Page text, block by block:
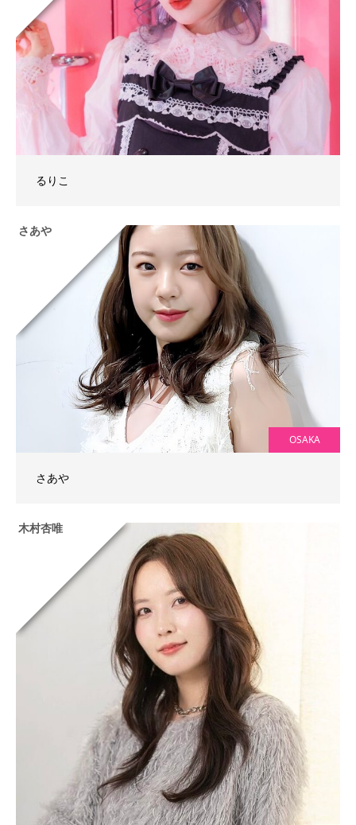
るりこ
さあや
OSAKA
さあや
木村杏唯